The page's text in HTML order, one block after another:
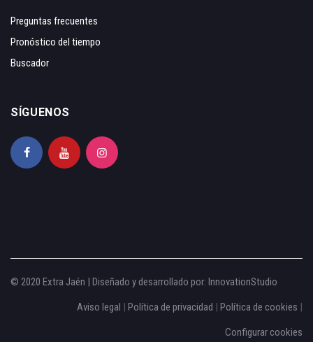
Preguntas frecuentes
Pronóstico del tiempo
Buscador
SÍGUENOS
© 2020 Extra Jaén | Diseñado y desarrollado por: InnovationStudio
Aviso legal
Política de privacidad Política de cookies
Configurar cookies